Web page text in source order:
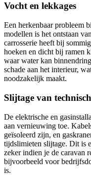
Vocht en lekkages
Een herkenbaar probleem
modellen is het ontstaan
carrosserie heeft bij
hoeken en dicht bij ramen
waar water kan
schade aan het interieur,
noodzakelijk maakt.
Slijtage van
De elektrische en
aan vernieuwing toe.
geïsoleerd zijn, en
tijdslimieten slijtage. Dit is
zeker indien je de caravan
bijvoorbeeld voor
is.